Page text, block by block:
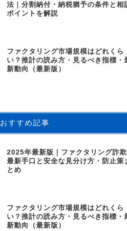
法｜分割納付・納税猶予の条件と相
ポイントを解説
ファクタリング市場規模はどれくら
い？推計の読み方・見るべき指標・
新動向（最新版）
おすすめ記事
2025年最新版｜ファクタリング詐
最新手口と安全な見分け方・防止策
とめ
ファクタリング市場規模はどれくら
い？推計の読み方・見るべき指標・
新動向（最新版）